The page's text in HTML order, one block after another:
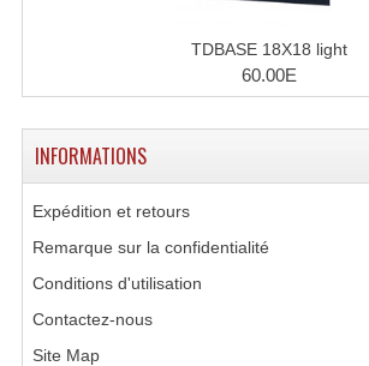
Tables De Mixage DJ
Controleurs DJ USB / MP3
TDBASE 18X18 light
60.00E
INFORMATIONS
Expédition et retours
Remarque sur la confidentialité
Conditions d'utilisation
Contactez-nous
Site Map